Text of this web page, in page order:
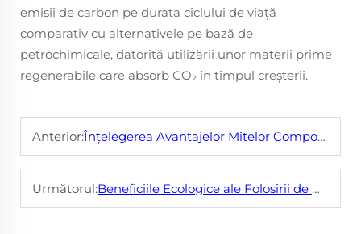
emisii de carbon pe durata ciclului de viață
comparativ cu alternativele pe bază de
petrochimicale, datorită utilizării unor materii prime
regenerabile care absorb CO₂ în timpul creșterii.
Anterior:Înțelegerea Avantajelor Mitelor Compostabile
Următorul:Beneficiile Ecologice ale Folosirii de Gheare Compostabile